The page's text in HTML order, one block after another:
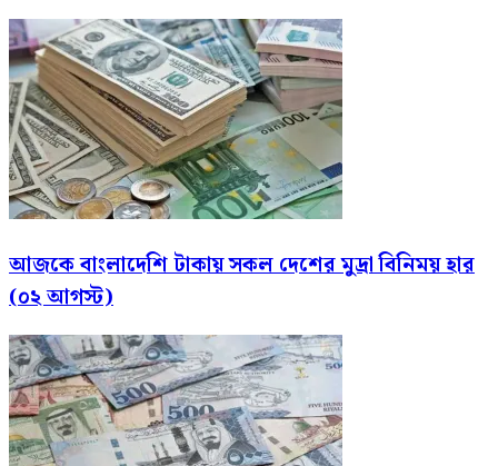
আজকে বাংলাদেশি টাকায় সকল দেশের মুদ্রা বিনিময় হার
(০২ আগস্ট)